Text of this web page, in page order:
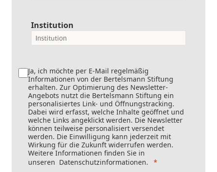
Institution
Ja, ich möchte per E-Mail regelmäßig
Informationen von der Bertelsmann Stiftung
erhalten. Zur Optimierung des Newsletter-
Angebots nutzt die Bertelsmann Stiftung ein
personalisiertes Link- und Öffnungstracking.
Dabei wird erfasst, welche Inhalte geöffnet und
welche Links angeklickt werden. Die Newsletter
können teilweise personalisiert versendet
werden. Die Einwilligung kann jederzeit mit
Wirkung für die Zukunft widerrufen werden.
Weitere Informationen finden Sie in
unseren Datenschutzinformationen.